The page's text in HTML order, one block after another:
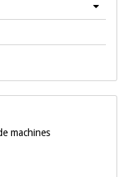
machines